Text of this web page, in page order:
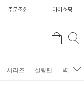
주문조회 마이쇼핑
검
시리즈 실링팬 벽조명